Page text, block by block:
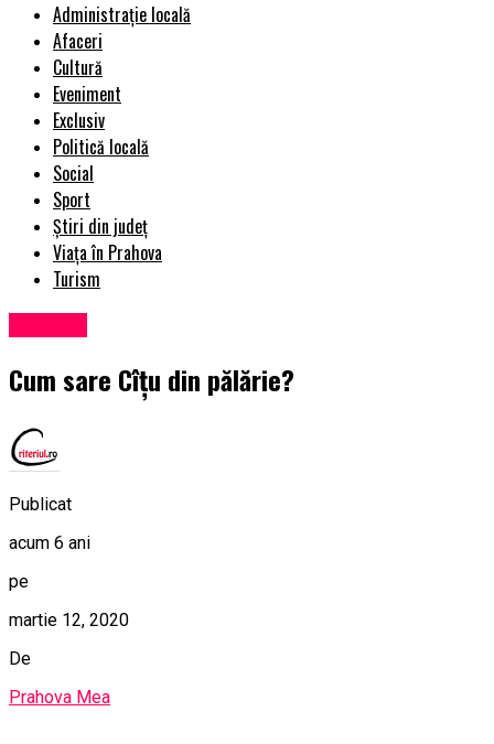
Administrație locală
Afaceri
Cultură
Eveniment
Exclusiv
Politică locală
Social
Sport
Știri din județ
Viața în Prahova
Turism
Cum sare Cîțu din pălărie?
Publicat
acum 6 ani
pe
martie 12, 2020
De
Prahova Mea